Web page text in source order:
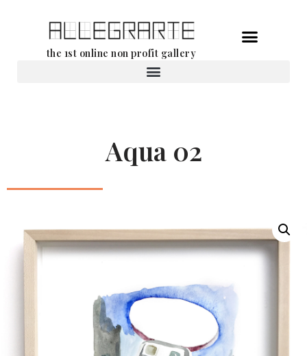
the 1st online non profit gallery
Aqua 02